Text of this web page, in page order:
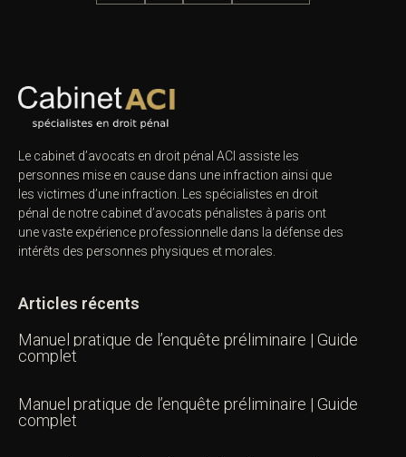
Le cabinet d’avocats en droit pénal ACI assiste les
personnes mise en cause dans une infraction ainsi que
les victimes d’une infraction. Les spécialistes en droit
pénal de notre cabinet d’avocats pénalistes à paris ont
une vaste expérience professionnelle dans la défense des
intérêts des personnes physiques et morales.
Articles récents
Manuel pratique de l’enquête préliminaire | Guide
complet
Manuel pratique de l’enquête préliminaire | Guide
complet